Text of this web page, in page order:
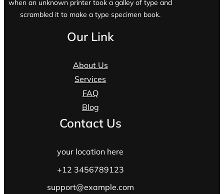
when an unknown printer took a galley of type and
scrambled it to make a type specimen book.
Our Link
About Us
Services
FAQ
Blog
Contact Us
your location here
+12 3456789123
support@example.com